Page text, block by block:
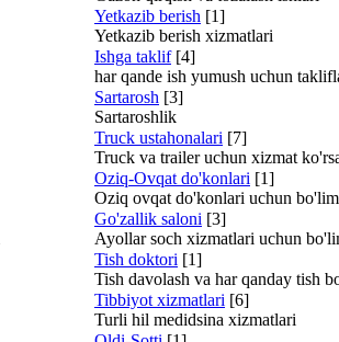
Yetkazib berish [1]
Yetkazib berish xizmatlari
Ishga taklif [4]
har qande ish yumush uchun
Sartarosh [3]
Sartaroshlik
Truck ustahonalari [7]
Truck va trailer uchun xizmat
Oziq-Ovqat do'konlari [1]
Oziq ovqat do'konlari uchun bo'lim
Go'zallik saloni [3]
Ayollar soch xizmatlari uchun
Tish doktori [1]
Tish davolash va har qanday tish
Tibbiyot xizmatlari [6]
Turli hil medidsina xizmatlari